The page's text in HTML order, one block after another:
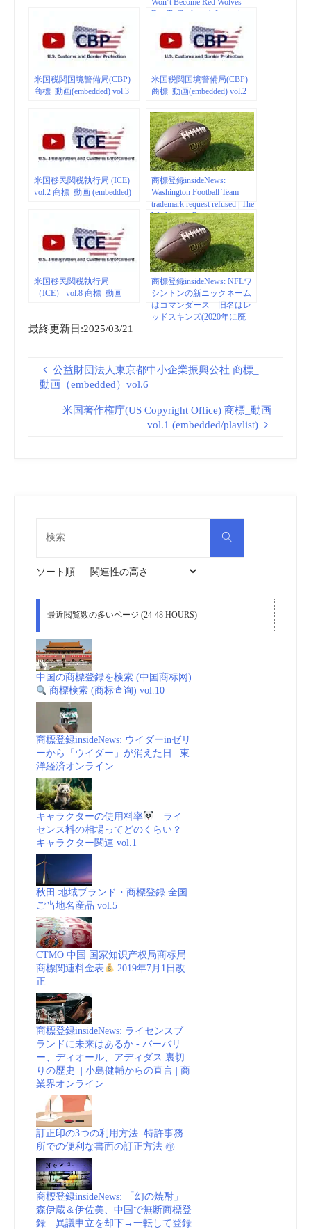
Won’t Become Red Wolves
Due To Trademark Issues |
www.tmz.com
米国税関国境警備局(CBP)
商標_動画(embedded) vol.3
米国税関国境警備局(CBP)
商標_動画(embedded) vol.2
米国移民関税執行局 (ICE)
vol.2 商標_動画 (embedded)
商標登録insideNews:
Washington Football Team
trademark request refused | The
Washington Post
米国移民関税執行局
（ICE） vol.8 商標_動画
商標登録insideNews: NFLワ
シントンの新ニックネーム
はコマンダース 旧名はレ
ッドスキンズ(2020年に廃
最終更新日:2025/03/21
公益財団法人東京都中小企業振興公社 商標_
動画（embedded）vol.6
米国著作権庁(US Copyright Office) 商標_動画
vol.1 (embedded/playlist)
検
ソート順
最近閲覧数の多いページ (24-48 HOURS)
中国の商標登録を検索 (中国商标网)
商標検索 (商标查询) vol.10
商標登録insideNews: ウイダーinゼリ
ーから「ウイダー」が消えた日 | 東
洋経済オンライン
キャラクターの使用料率
ライ
センス料の相場ってどのくらい？
キャラクター関連 vol.1
秋田 地域ブランド・商標登録 全国
ご当地名産品 vol.5
CTMO 中国 国家知识产权局商标局
商標関連料金表
2019年7月1日改
正
商標登録insideNews: ライセンスブ
ランドに未来はあるか - バーバリ
ー、ディオール、アディダス 裏切
りの歴史 | 小島健輔からの直言 | 商
業界オンライン
訂正印の3つの利用方法 -特許事務
所での便利な書面の訂正方法 ㊞
商標登録insideNews: 「幻の焼酎」
森伊蔵＆伊佐美、中国で無断商標登
録…異議申立を却下→一転して登録